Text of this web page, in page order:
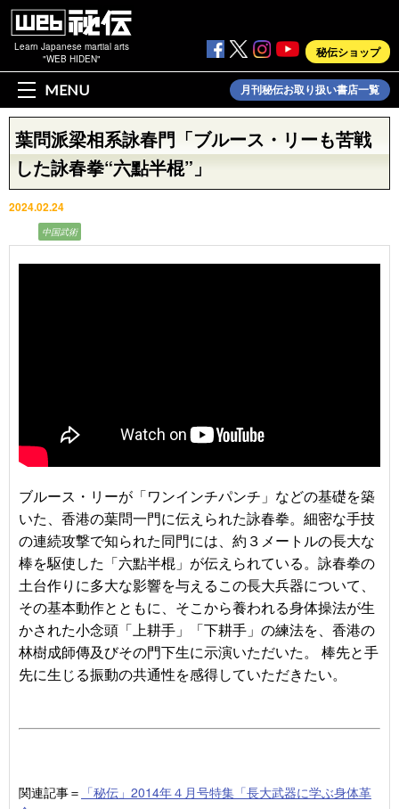
Learn Japanese martial arts
"WEB HIDEN"
秘伝ショップ
MENU 月刊秘伝お取り扱い書店一覧
葉問派梁相系詠春門「ブルース・リーも苦戦
した詠春拳“六點半棍”」
2024.02.24
中国武術
ブルース・リーが「ワンインチパンチ」などの基礎を築
いた、香港の葉問一門に伝えられた詠春拳。細密な手技
の連続攻撃で知られた同門には、約３メートルの長大な
棒を駆使した「六點半棍」が伝えられている。詠春拳の
土台作りに多大な影響を与えるこの長大兵器について、
その基本動作とともに、そこから養われる身体操法が生
かされた小念頭「上耕手」「下耕手」の練法を、香港の
林樹成師傳及びその門下生に示演いただいた。 棒先と手
先に生じる振動の共通性を感得していただきたい。
関連記事＝ 「秘伝」2014年４月号特集「長大武器に学ぶ身体革